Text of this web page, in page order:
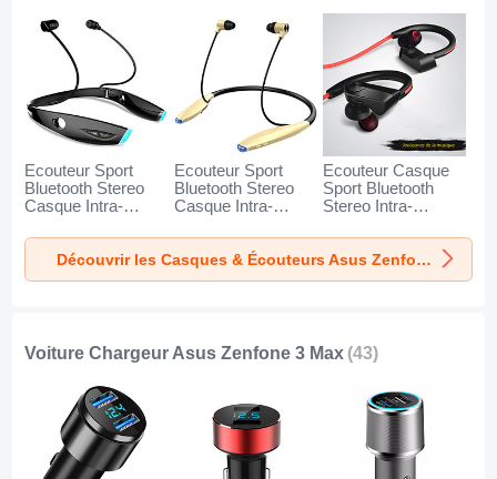
Ecouteur Sport
Bluetooth Stereo
Casque Intra-
Oreillette H52 pour
Asus Zenfone 3
Max Noir
Ecouteur Sport
Bluetooth Stereo
Casque Intra-
Oreillette H51 pour
Asus Zenfone 3
Max Or
Ecouteur Casque
Sport Bluetooth
Stereo Intra-
Oreillette H53 pour
Asus Zenfone 3
Max Noir
Découvrir les Casques & Écouteurs Asus Zenfone 3 Max
Voiture Chargeur Asus Zenfone 3 Max (43)